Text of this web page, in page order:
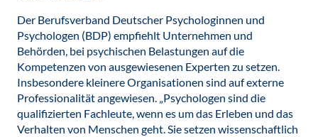
Der Berufsverband Deutscher Psychologinnen und
Psychologen (BDP) empfiehlt Unternehmen und
Behörden, bei psychischen Belastungen auf die
Kompetenzen von ausgewiesenen Experten zu setzen.
Insbesondere kleinere Organisationen sind auf externe
Professionalität angewiesen. „Psychologen sind die
qualifizierten Fachleute, wenn es um das Erleben und das
Verhalten von Menschen geht. Sie setzen wissenschaftlich